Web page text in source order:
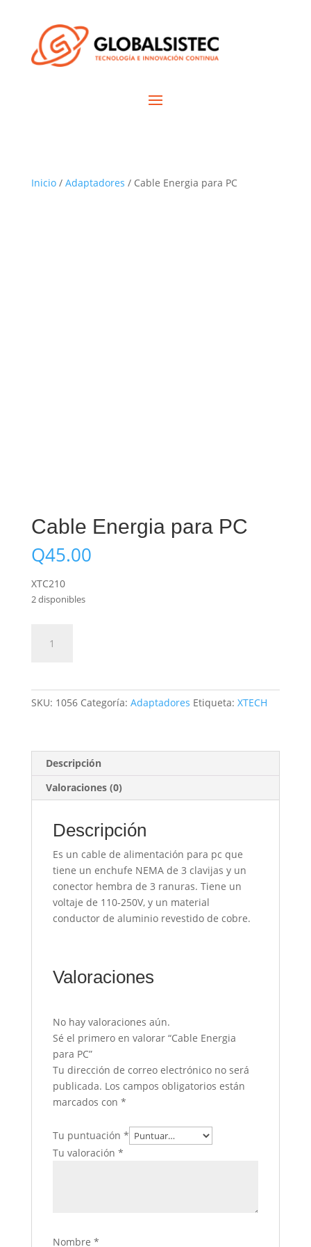
Inicio/ Adaptadores / Cable Energia para PC
Cable Energia para PC
Q45.00
XTC210
2 disponibles
Energia
SKU: 1056 Categoría: Adaptadores Etiqueta: XTECH
Descripción
Valoraciones (0)
Descripción
Es un cable de alimentación para pc que
tiene un enchufe NEMA de 3 clavijas y un
conector hembra de 3 ranuras. Tiene un
voltaje de 110-250V, y un material
conductor de aluminio revestido de cobre.
Valoraciones
No hay valoraciones aún.
Sé el primero en valorar “Cable Energia
para PC”
Tu dirección de correo electrónico no será
publicada. Los campos obligatorios están
marcados con *
Tu puntuación *
Tu valoración *
Nombre *